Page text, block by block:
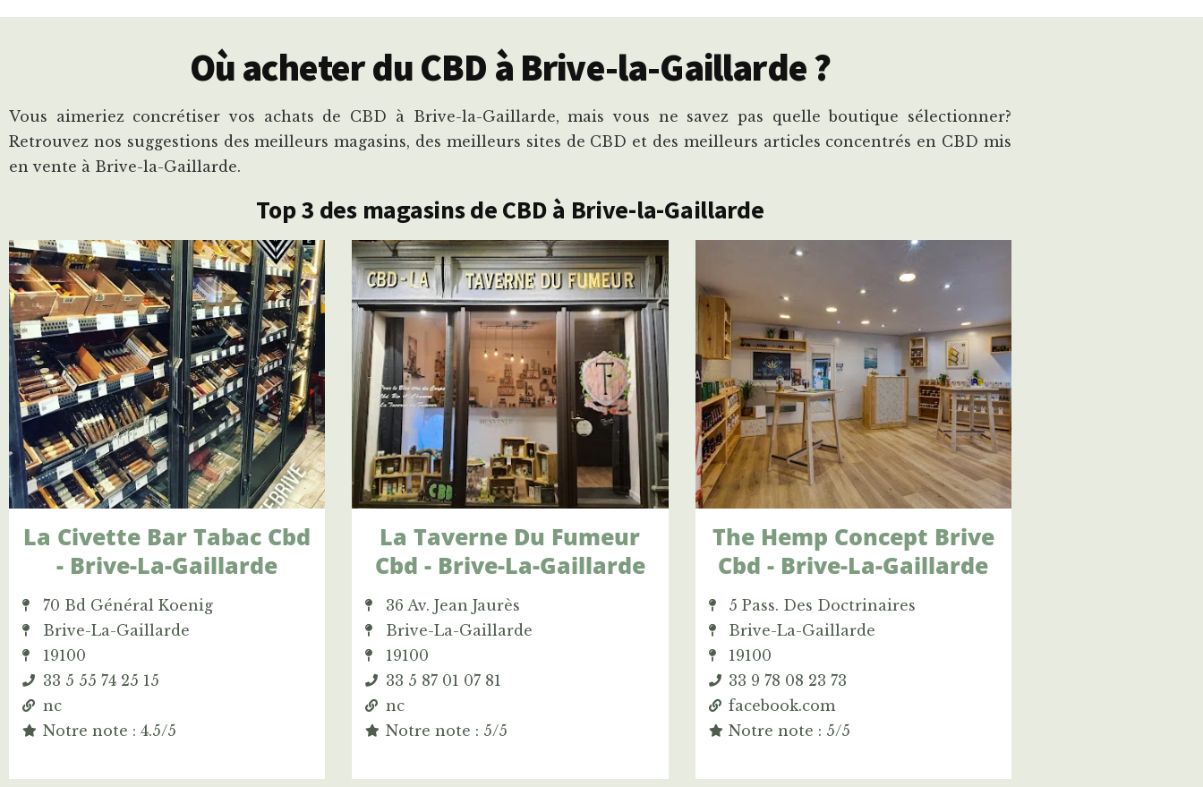
Où acheter du CBD à Brive-la-Gaillarde ?
Vous aimeriez concrétiser vos achats de CBD à Brive-la-Gaillarde, mais vous ne savez pas quelle boutique sélectionner?
Retrouvez nos suggestions des meilleurs magasins, des meilleurs sites de CBD et des meilleurs articles concentrés en CBD mis
en vente à Brive-la-Gaillarde.
Top 3 des magasins de CBD à Brive-la-Gaillarde
La Civette Bar Tabac Cbd
- Brive-La-Gaillarde
70 Bd Général Koenig
Brive-La-Gaillarde
19100
33 5 55 74 25 15
nc
Notre note : 4.5/5
La Taverne Du Fumeur
Cbd - Brive-La-Gaillarde
36 Av. Jean Jaurès
Brive-La-Gaillarde
19100
33 5 87 01 07 81
nc
Notre note : 5/5
The Hemp Concept Brive
Cbd - Brive-La-Gaillarde
5 Pass. Des Doctrinaires
Brive-La-Gaillarde
19100
33 9 78 08 23 73
facebook.com
Notre note : 5/5